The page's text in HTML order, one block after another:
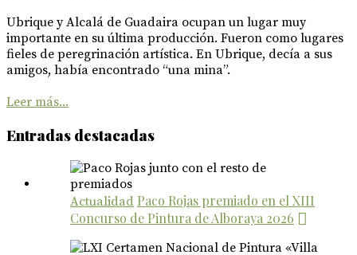
Ubrique y Alcalá de Guadaira ocupan un lugar muy
importante en su última producción. Fueron como lugares
fieles de peregrinación artística. En Ubrique, decía a sus
amigos, había encontrado “una mina”.
Leer más...
Entradas destacadas
Actualidad Paco Rojas premiado en el XIII
Concurso de Pintura de Alboraya 2026